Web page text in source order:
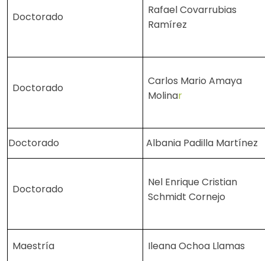
Doctorado
Rafael Covarrubias
Ramírez
Doctorado
Carlos Mario Amaya
Molinar
Doctorado Albania Padilla Martínez
Doctorado
Nel Enrique Cristian
Schmidt Cornejo
Maestría Ileana Ochoa Llamas